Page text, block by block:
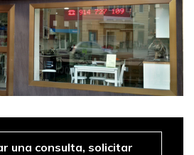
una consulta, solicitar